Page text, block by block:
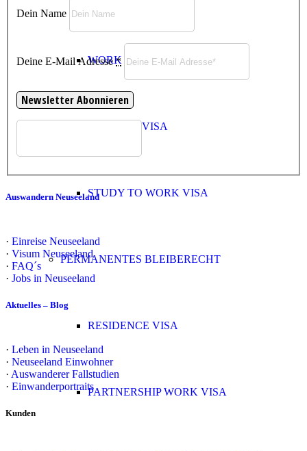
WORK VISA
STUDENT VISA
STUDY TO WORK VISA
PERMANENTES BLEIBERECHT
RESIDENCE VISA
PARTNERSHIP WORK VISA
Dein Name
Deine E-Mail Adresse*
Auswandern Neuseeland
· Einreise Neuseeland
· Visum Neuseeland
· FAQ´s
· Jobs in Neuseeland
Aktuelles – Blog
· Leben in Neuseeland
· Neuseeland Einwohner
· Auswanderer Fallstudien
· Einwanderportraits
Kunden